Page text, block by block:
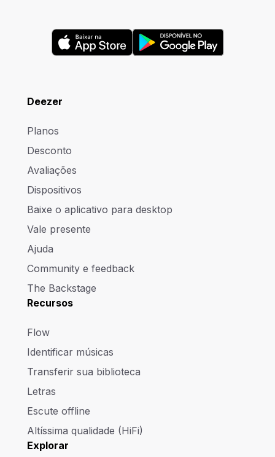
Deezer
Planos
Desconto
Avaliações
Dispositivos
Baixe o aplicativo para desktop
Vale presente
Ajuda
Community e feedback
The Backstage
Recursos
Flow
Identificar músicas
Transferir sua biblioteca
Letras
Escute offline
Altíssima qualidade (HiFi)
Explorar